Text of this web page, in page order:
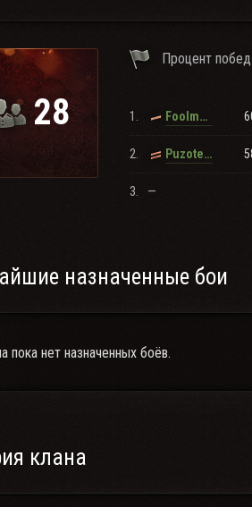
боевое подразделение
подразделение
сообщества NyaLife.ru
28
Процент побед
1. Foolmaker
2. PuzoterkA
3. —
назначенные бои
пока нет назначенных боёв.
клана